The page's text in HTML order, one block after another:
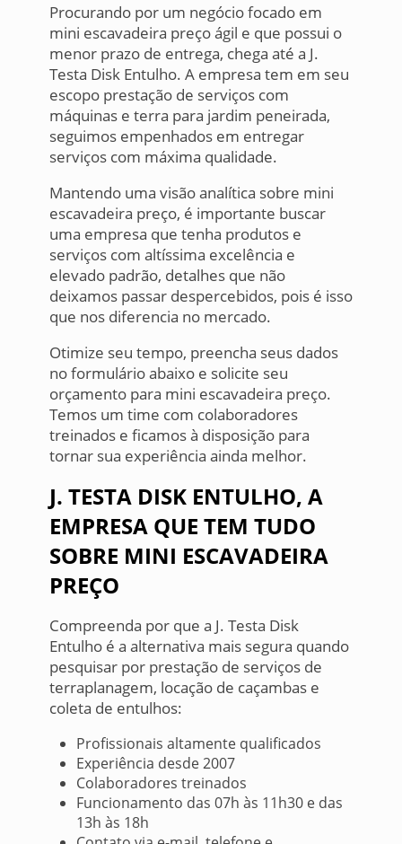
Procurando por um negócio focado em
mini escavadeira preço ágil e que possui o
menor prazo de entrega, chega até a J.
Testa Disk Entulho. A empresa tem em seu
escopo prestação de serviços com
máquinas e terra para jardim peneirada,
seguimos empenhados em entregar
serviços com máxima qualidade.
Mantendo uma visão analítica sobre mini
escavadeira preço, é importante buscar
uma empresa que tenha produtos e
serviços com altíssima excelência e
elevado padrão, detalhes que não
deixamos passar despercebidos, pois é isso
que nos diferencia no mercado.
Otimize seu tempo, preencha seus dados
no formulário abaixo e solicite seu
orçamento para mini escavadeira preço.
Temos um time com colaboradores
treinados e ficamos à disposição para
tornar sua experiência ainda melhor.
J. TESTA DISK ENTULHO, A
EMPRESA QUE TEM TUDO
SOBRE MINI ESCAVADEIRA
PREÇO
Compreenda por que a J. Testa Disk
Entulho é a alternativa mais segura quando
pesquisar por prestação de serviços de
terraplanagem, locação de caçambas e
coleta de entulhos:
Profissionais altamente qualificados
Experiência desde 2007
Colaboradores treinados
Funcionamento das 07h às 11h30 e das
13h às 18h